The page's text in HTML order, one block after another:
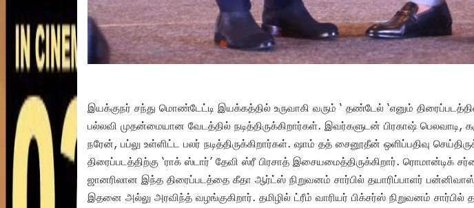
இயக்குநர் சந்து மொண்டேட்டி இயக்கத்தில் உருவாகி வரும் ‘ தண்டேல் ‘எனும்
பல்லவி முதன்மையான வேடத்தில் நடித்திருக்கிறார்கள். இவர்களுடன் பிரகாஷ் பெலவாடி,
நரேன், பப்லு உள்ளிட்ட பலர் நடித்திருக்கிறார்கள். ஷாம் தத் சைனூதீன் ஒளிப்பதிவு
திரைப்படத்திற்கு ‘ராக் ஸ்டார்’ தேவி ஸ்ரீ பிரசாத் இசையமைத்திருக்கிறார். ரொமான்டிக்
ஜானரிலான இந்த திரைப்படத்தை கீதா ஆர்ட்ஸ் நிறுவனம் சார்பில் தயாரிப்பாளர் பன்னிவாஸ்
இதனை அல்லு அரவிந்த் வழங்குகிறார். தமிழில் ட்ரீம் வாரியர் பிக்சர்ஸ் நிறுவனம் சார்பில்